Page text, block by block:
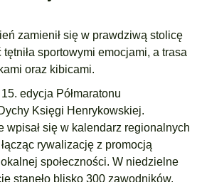
zamienił się w prawdziwą stolicę
sportowymi emocjami, a trasa
oraz kibicami.
edycja Półmaratonu
Księgi Henrykowskiej.
wpisał się w kalendarz regionalnych
rywalizację z promocją
społeczności. W niedzielne
stanęło blisko 300 zawodników.